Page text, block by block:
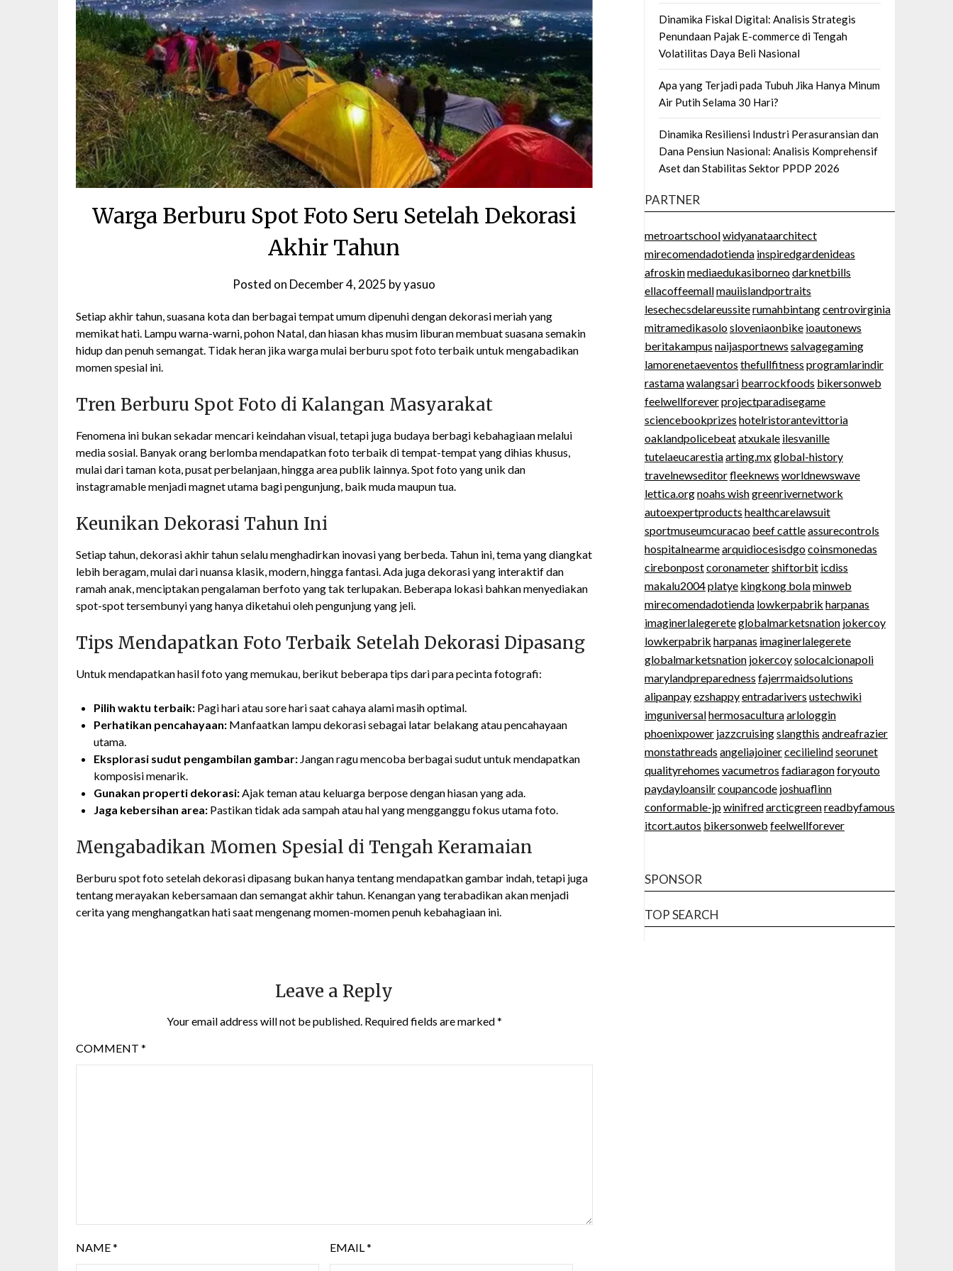
Warga Berburu Spot Foto Seru Setelah Dekorasi
Akhir Tahun
Posted on December 4, 2025 byyasuo
Setiap akhir tahun, suasana kota dan berbagai tempat umum dipenuhi dengan dekorasi meriah yang
memikat hati. Lampu warna-warni, pohon Natal, dan hiasan khas musim liburan membuat suasana semakin
hidup dan penuh semangat. Tidak heran jika warga mulai berburu spot foto terbaik untuk mengabadikan
momen spesial ini.
Tren Berburu Spot Foto di Kalangan Masyarakat
Fenomena ini bukan sekadar mencari keindahan visual, tetapi juga budaya berbagi kebahagiaan melalui
media sosial. Banyak orang berlomba mendapatkan foto terbaik di tempat-tempat yang dihias khusus,
mulai dari taman kota, pusat perbelanjaan, hingga area publik lainnya. Spot foto yang unik dan
instagramable menjadi magnet utama bagi pengunjung, baik muda maupun tua.
Keunikan Dekorasi Tahun Ini
Setiap tahun, dekorasi akhir tahun selalu menghadirkan inovasi yang berbeda. Tahun ini, tema yang diangkat
lebih beragam, mulai dari nuansa klasik, modern, hingga fantasi. Ada juga dekorasi yang interaktif dan
ramah anak, menciptakan pengalaman berfoto yang tak terlupakan. Beberapa lokasi bahkan menyediakan
spot-spot tersembunyi yang hanya diketahui oleh pengunjung yang jeli.
Tips Mendapatkan Foto Terbaik Setelah Dekorasi Dipasang
Untuk mendapatkan hasil foto yang memukau, berikut beberapa tips dari para pecinta fotografi:
Pilih waktu terbaik: Pagi hari atau sore hari saat cahaya alami masih optimal.
Perhatikan pencahayaan: Manfaatkan lampu dekorasi sebagai latar belakang atau pencahayaan
utama.
Eksplorasi sudut pengambilan gambar: Jangan ragu mencoba berbagai sudut untuk mendapatkan
komposisi menarik.
Gunakan properti dekorasi:Ajak teman atau keluarga berpose dengan hiasan yang ada.
Jaga kebersihan area: Pastikan tidak ada sampah atau hal yang mengganggu fokus utama foto.
Mengabadikan Momen Spesial di Tengah Keramaian
Berburu spot foto setelah dekorasi dipasang bukan hanya tentang mendapatkan gambar indah, tetapi juga
tentang merayakan kebersamaan dan semangat akhir tahun. Kenangan yang terabadikan akan menjadi
cerita yang menghangatkan hati saat mengenang momen-momen penuh kebahagiaan ini.
Leave a Reply
Your email address will not be published. Required fields are marked*
COMMENT *
NAME* EMAIL*
Dinamika Fiskal Digital: Analisis Strategis
Penundaan Pajak E-commerce di Tengah
Volatilitas Daya Beli Nasional
Apa yang Terjadi pada Tubuh Jika Hanya Minum
Air Putih Selama 30 Hari?
Dinamika Resiliensi Industri Perasuransian dan
Dana Pensiun Nasional: Analisis Komprehensif
Aset dan Stabilitas Sektor PPDP 2026
PARTNER
metroartschoolwidyanataarchitect
mirecomendadotienda inspiredgardenideas
afroskinmediaedukasiborneodarknetbills
ellacoffeemallmauiislandportraits
lesechecsdelareussiterumahbintangcentrovirginia
mitramedikasolosloveniaonbike ioautonews
beritakampus naijasportnews salvagegaming
lamorenetaeventos thefullfitness programlarindir
rastamawalangsari bearrockfoods bikersonweb
feelwellforeverprojectparadisegame
sciencebookprizes hotelristorantevittoria
oaklandpolicebeatatxukale ilesvanille
tutelaeucarestiaarting.mxglobal-history
travelnewseditorfleeknews worldnewswave
lettica.orgnoahs wishgreenrivernetwork
autoexpertproducts healthcarelawsuit
sportmuseumcuracao beef cattleassurecontrols
hospitalnearmearquidiocesisdgocoinsmonedas
cirebonpostcoronametershiftorbit icdiss
makalu2004platye kingkong bolaminweb
mirecomendadotienda lowkerpabrik harpanas
imaginerlalegereteglobalmarketsnation jokercoy
lowkerpabrik harpanas imaginerlalegerete
globalmarketsnation jokercoysolocalcionapoli
marylandpreparedness fajerrmaidsolutions
alipanpayezshappyentradarivers ustechwiki
imguniversalhermosaculturaarlologgin
phoenixpower jazzcruisingslangthis andreafrazier
monstathreads angeliajoinercecilielindseorunet
qualityrehomes vacumetros fadiaragonforyouto
paydayloansilrcoupancode joshuaflinn
conformable-jpwinifredarcticgreenreadbyfamous
itcort.autos bikersonweb feelwellforever
SPONSOR
TOP SEARCH